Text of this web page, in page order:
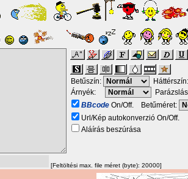
Betűszín:
Árnyék:
BBcodeOn/Off. Betűméret:
Url/Kép autokonverzió On/Off.
Aláírás beszúrása
[Feltöltési max. file méret (byte): 20000]